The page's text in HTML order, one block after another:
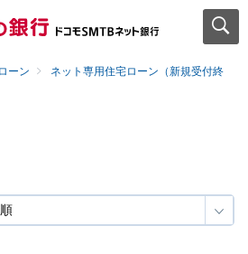
ーン
ネット専用住宅ローン（新規受付終